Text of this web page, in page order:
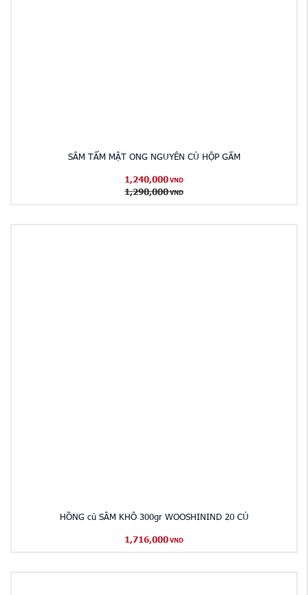
SÂM TẨM MẬT ONG NGUYÊN CỦ HỘP GẤM
1,240,000 VND
1,290,000 VND
HỒNG củ SÂM KHÔ 300gr WOOSHININD 20 CỦ
1,716,000 VND